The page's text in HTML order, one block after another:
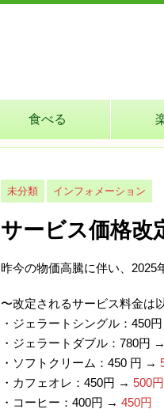
食べる
未分類 インフォメーション
サービス価格改
昨今の物価高騰に伴い、2025
〜改定されるサービス料金は
・ジェラートシングル：450
・ジェラートダブル：780円 →
・ソフトクリーム：450 円 →
・カフェオレ：450円 → 500円
・コーヒー：400円 → 450円